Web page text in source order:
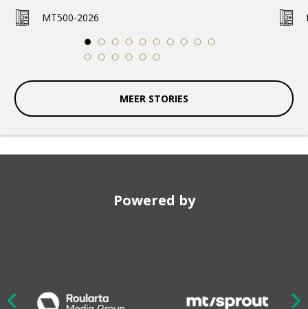
MT500-2026
1
2 3 4 5 6 7 8 9
10
11 12 13 14 15 16
MEER STORIES
Powered by